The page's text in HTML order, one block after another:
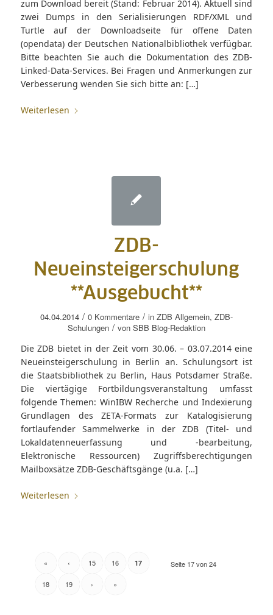
zum Download bereit (Stand: Februar 2014). Aktuell sind
zwei Dumps in den Serialisierungen RDF/XML und
Turtle auf der Downloadseite für offene Daten
(opendata) der Deutschen Nationalbibliothek verfügbar.
Bitte beachten Sie auch die Dokumentation des ZDB-
Linked-Data-Services. Bei Fragen und Anmerkungen zur
Verbesserung wenden Sie sich bitte an: […]
Weiterlesen
ZDB-
Neueinsteigerschulung
**Ausgebucht**
04.04.2014 / 0 Kommentare / in ZDB Allgemein, ZDB-
Schulungen / von SBB Blog-Redaktion
Die ZDB bietet in der Zeit vom 30.06. – 03.07.2014 eine
Neueinsteigerschulung in Berlin an. Schulungsort ist
die Staatsbibliothek zu Berlin, Haus Potsdamer Straße.
Die viertägige Fortbildungsveranstaltung umfasst
folgende Themen: WinIBW Recherche und Indexierung
Grundlagen des ZETA-Formats zur Katalogisierung
fortlaufender Sammelwerke in der ZDB (Titel- und
Lokaldatenneuerfassung und -bearbeitung,
Elektronische Ressourcen) Zugriffsberechtigungen
Mailboxsätze ZDB-Geschäftsgänge (u.a. […]
Weiterlesen
Seite 17 von 24
« ‹ 15 16 17
18 19 › »